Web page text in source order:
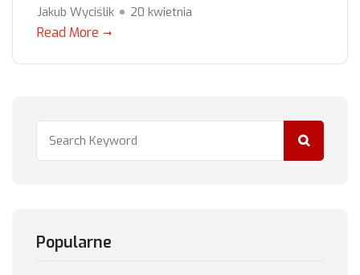
Jakub Wyciślik 20 kwietnia
Read More
Popularne